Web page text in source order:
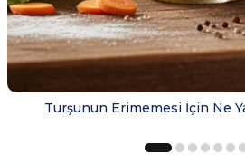
Turşunun Erimemesi İçin Ne